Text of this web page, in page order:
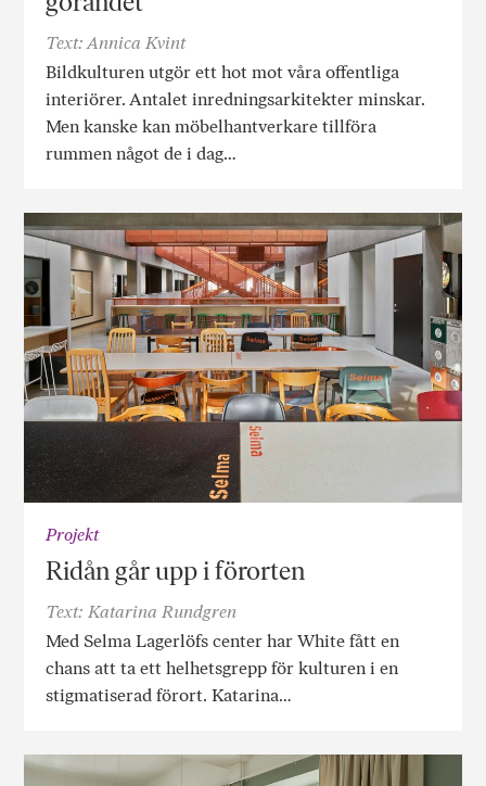
Text: Annica Kvint
Bildkulturen utgör ett hot mot våra offentliga
interiörer. Antalet inredningsarkitekter minskar.
Men kanske kan möbelhantverkare tillföra
rummen något de i dag…
Projekt
Ridån går upp i förorten
Text: Katarina Rundgren
Med Selma Lagerlöfs center har White fått en
chans att ta ett helhetsgrepp för kulturen i en
stigmatiserad förort. Katarina…